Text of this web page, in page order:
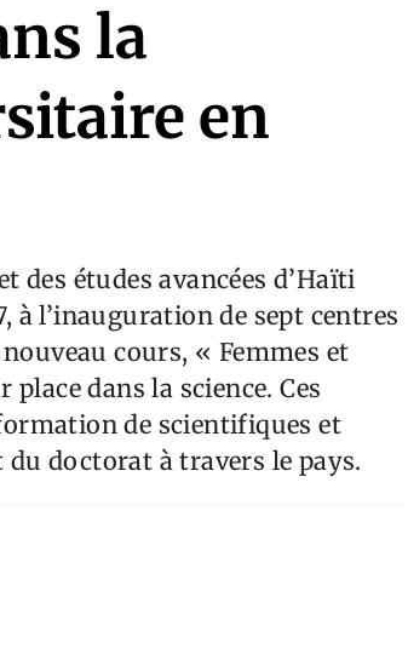
la
en
des études avancées d’Haïti
à l’inauguration de sept centres
cours, « Femmes et
dans la science. Ces
de scientifiques et
doctorat à travers le pays.